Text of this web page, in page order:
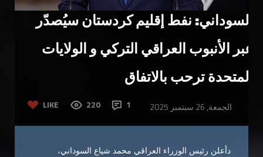
السوداني: نفط إقليم كردستان سيُصدّر
عبر الأنبوب العراقي التركي و الولايات
المتحدة ترحب بالاتفاق
LIKE 220 1 الجمعة, 26 سبتمبر 2025
دأعلن رئيس الوزراء العراقي محمد شياع السوداني،